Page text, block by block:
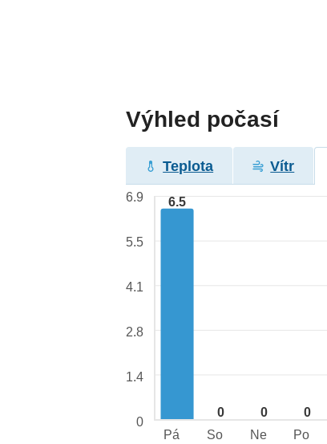
Výhled počasí
Teplota Vítr
6.5
0 0 0
6.9
5.5
4.1
2.8
1.4
0
Pá
So Ne Po